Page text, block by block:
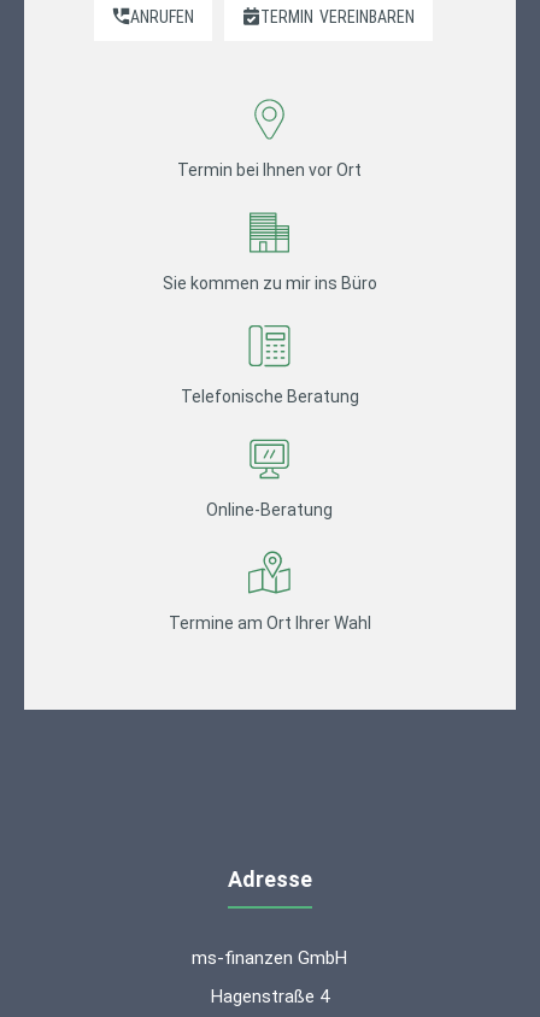
ANRUFEN TERMIN VEREINBAREN
Termin bei Ihnen vor Ort
Sie kommen zu mir ins Büro
Telefonische Beratung
Online-Beratung
Termine am Ort Ihrer Wahl
Adresse
ms-finanzen GmbH
Hagenstraße 4